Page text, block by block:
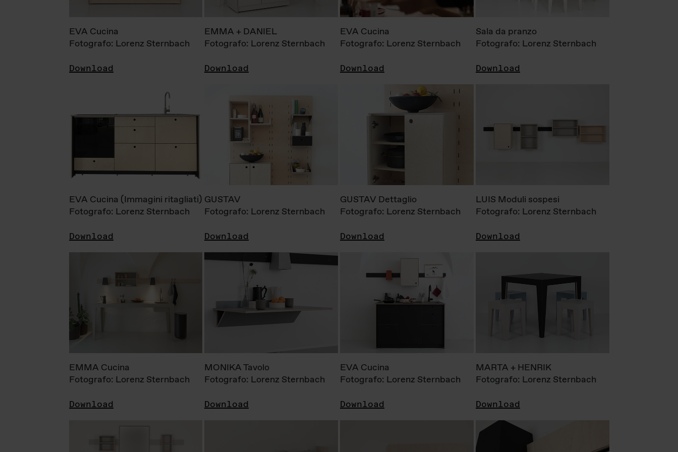
EVA Cucina
Fotografo: Lorenz Sternbach
Download
EMMA + DANIEL
Fotografo: Lorenz Sternbach
Download
EVA Cucina
Fotografo: Lorenz Sternbach
Download
Sala da pranzo
Fotografo: Lorenz Sternbach
Download
EVA Cucina (Immagini ritagliati)
Fotografo: Lorenz Sternbach
Download
GUSTAV
Fotografo: Lorenz Sternbach
Download
GUSTAV Dettaglio
Fotografo: Lorenz Sternbach
Download
LUIS Moduli sospesi
Fotografo: Lorenz Sternbach
Download
EMMA Cucina
Fotografo: Lorenz Sternbach
Download
MONIKA Tavolo
Fotografo: Lorenz Sternbach
Download
EVA Cucina
Fotografo: Lorenz Sternbach
Download
MARTA + HENRIK
Fotografo: Lorenz Sternbach
Download